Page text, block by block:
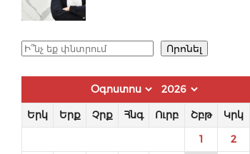
Որոնել Որոնել
Երկ Երք Չրք Հնգ Ուրբ Շբթ Կրկ
1 2